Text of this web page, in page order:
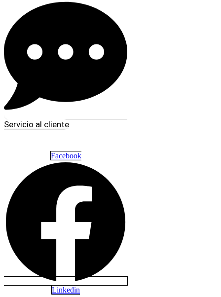
Servicio al cliente
Facebook
Linkedin